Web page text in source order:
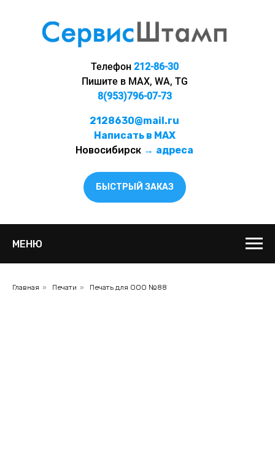
Телефон 212-86-30
Пишите в MAX, WA, TG
8(953)796-07-73
2128630@mail.ru
Написать в MAX
Новосибирск → адреса
БЫСТРЫЙ ЗАКАЗ
МЕНЮ
Главная » Печати » Печать для ООО №88